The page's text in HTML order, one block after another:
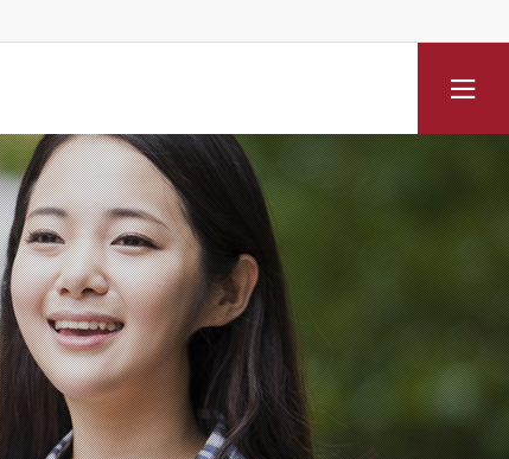
전체메뉴